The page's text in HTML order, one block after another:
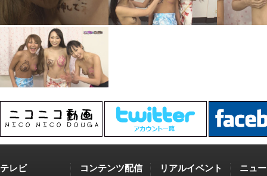
テレビ コンテンツ配信 リアルイベント ニュ